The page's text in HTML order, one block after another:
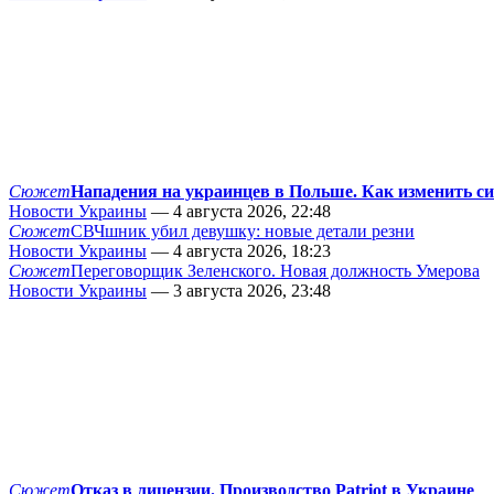
СюжетНападения на украинцев в Польше. Как изменить
Новости Украины — 4 августа 2026, 22:48
СюжетСВЧшник убил девушку: новые детали резни
Новости Украины — 4 августа 2026, 18:23
СюжетПереговорщик Зеленского. Новая должность Умерова
Новости Украины — 3 августа 2026, 23:48